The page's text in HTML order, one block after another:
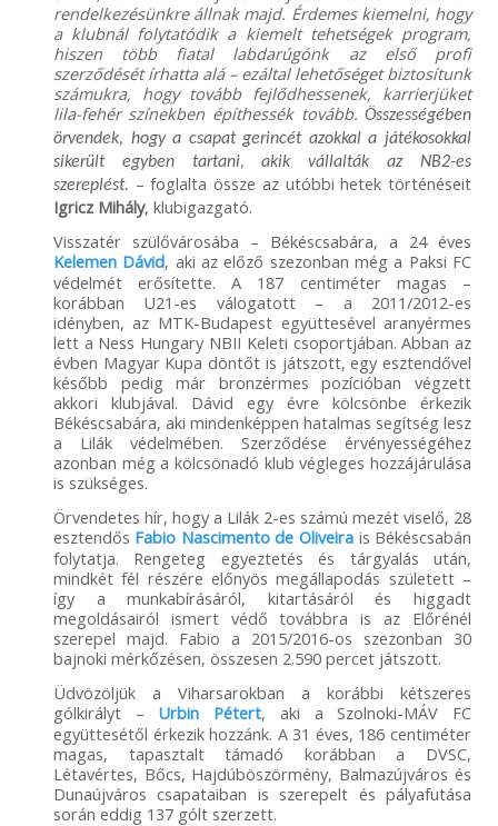
rendelkezésünkre állnak majd. Érdemes kiemelni, hogy
a klubnál folytatódik a kiemelt tehetségek program,
hiszen több fiatal labdarúgónk az első profi
szerződését írhatta alá – ezáltal lehetőséget biztosítunk
számukra, hogy tovább fejlődhessenek, karrierjüket
lila-fehér színekben építhessék tovább.Összességében
örvendek, hogy a csapat gerincét azokkal a játékosokkal
sikerült egyben tartani, akik vállalták az NB2-es
szereplést. – foglalta össze az utóbbi hetek történéseit
Igricz Mihály, klubigazgató.
Visszatér szülővárosába – Békéscsabára, a 24 éves
Kelemen Dávid, aki az előző szezonban még a Paksi FC
védelmét erősítette. A 187 centiméter magas –
korábban U21-es válogatott – a 2011/2012-es
idényben, az MTK-Budapest együttesével aranyérmes
lett a Ness Hungary NBII Keleti csoportjában. Abban az
évben Magyar Kupa döntőt is játszott, egy esztendővel
később pedig már bronzérmes pozícióban végzett
akkori klubjával. Dávid egy évre kölcsönbe érkezik
Békéscsabára, aki mindenképpen hatalmas segítség lesz
a Lilák védelmében. Szerződése érvényességéhez
azonban még a kölcsönadó klub végleges hozzájárulása
is szükséges.
Örvendetes hír, hogy a Lilák 2-es számú mezét viselő, 28
esztendős Fabio Nascimento de Oliveira is Békéscsabán
folytatja. Rengeteg egyeztetés és tárgyalás után,
mindkét fél részére előnyös megállapodás született –
így a munkabírásáról, kitartásáról és higgadt
megoldásairól ismert védő továbbra is az Előrénél
szerepel majd. Fabio a 2015/2016-os szezonban 30
bajnoki mérkőzésen, összesen 2.590 percet játszott.
Üdvözöljük a Viharsarokban a korábbi kétszeres
gólkirályt – Urbin Pétert, aki a Szolnoki-MÁV FC
együttesétől érkezik hozzánk. A 31 éves, 186 centiméter
magas, tapasztalt támadó korábban a DVSC,
Létavértes, Bőcs, Hajdúböszörmény, Balmazújváros és
Dunaújváros csapataiban is szerepelt és pályafutása
során eddig 137 gólt szerzett.